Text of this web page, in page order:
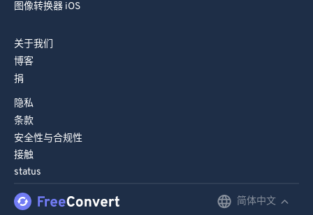
图像转换器 iOS
关于我们
博客
捐
隐私
条款
安全性与合规性
接触
status
简体中文